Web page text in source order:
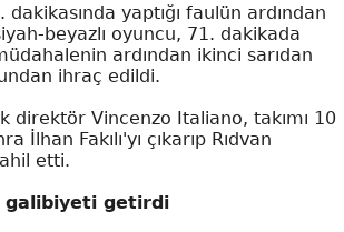
dakikasında yaptığı faulün ardından
beyazlı oyuncu, 71. dakikada
ardından ikinci sarıdan
ihraç edildi.
direktör Vincenzo Italiano, takımı 10
İlhan Fakılı'yı çıkarıp Rıdvan
etti.
galibiyeti getirdi